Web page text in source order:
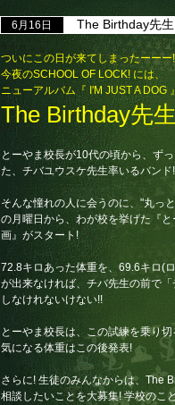
6月16日 The Birthday先生
ついにこの日が来てしまったーーー
今夜のSCHOOL OF LOCK! には、
ニューアルバム『 I'M JUST A DOG
The Birthday先
とーやま校長が10代の頃から、ず
た、チバユウスケ先生率いるバンド
そんな憧れの人に会うのに、"丸っ
の月曜日から、わが校を挙げた『
画』がスタート!
72.8キロあった体重を、69.6キロ(
が出来なければ、チバ先生の前で
しなけれないけない!!
とーやま校長は、この試練を乗り
気になる体重はこの後発表!
さらに! 生徒のみんなからは、The
相談したいことを大募集! 学校のこ